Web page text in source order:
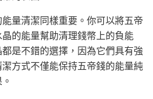
量清潔同樣重要。你可以將五帝
的能量幫助清理錢幣上的負能
是不錯的選擇，因為它們具有強
方式不僅能保持五帝錢的能量純